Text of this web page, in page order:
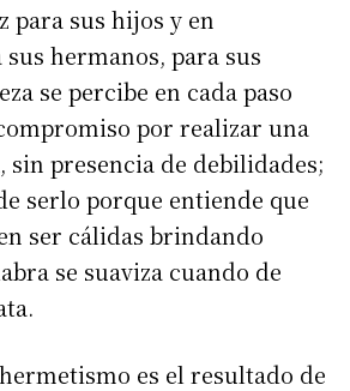
para sus hijos y en
sus hermanos, para sus
se percibe en cada paso
por realizar una
sin presencia de debilidades;
serlo porque entiende que
ser cálidas brindando
se suaviza cuando de
es el resultado de